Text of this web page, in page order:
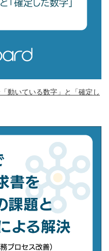
動いている数字」と「確定し